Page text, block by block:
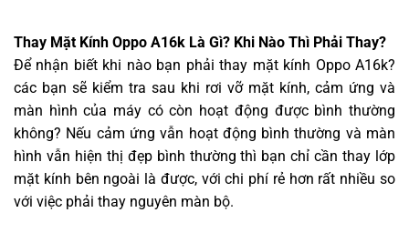
Thay Mặt Kính Oppo A16k Là Gì? Khi Nào Thì Phải Thay?
Để nhận biết khi nào bạn phải thay mặt kính Oppo A16k?
các bạn sẽ kiểm tra sau khi rơi vỡ mặt kính, cảm ứng và
màn hình của máy có còn hoạt động được bình thường
không? Nếu cảm ứng vẫn hoạt động bình thường và màn
hình vẫn hiện thị đẹp bình thường thì bạn chỉ cần thay lớp
mặt kính bên ngoài là được, với chi phí rẻ hơn rất nhiều so
với việc phải thay nguyên màn bộ.